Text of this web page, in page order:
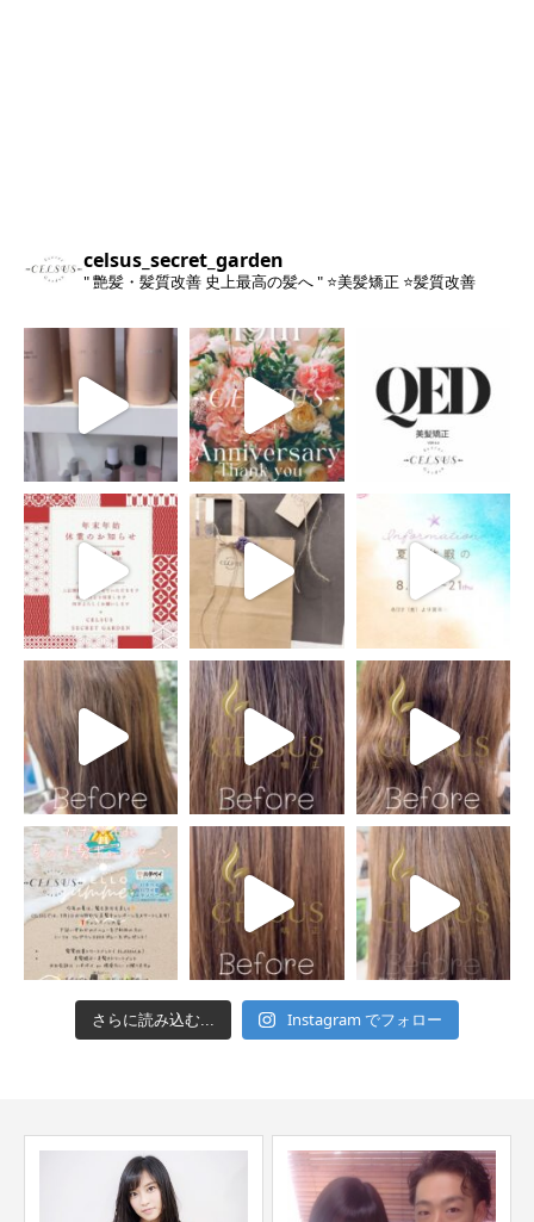
celsus_secret_garden
" 艶髪・髪質改善 史上最高の髪へ " ⭐️美髪矯正 ⭐️髪質改善
さらに読み込む... Instagram でフォロー